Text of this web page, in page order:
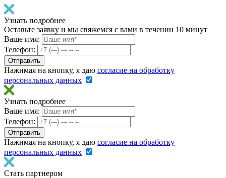
Узнать подробнее
Оставьте заявку и мы свяжемся с вами в течении 10 минут
Ваше имя:
Телефон:
Нажимая на кнопку, я даю согласие на обработку
персональных данных
Узнать подробнее
Ваше имя:
Телефон:
Нажимая на кнопку, я даю согласие на обработку
персональных данных
Стать партнером